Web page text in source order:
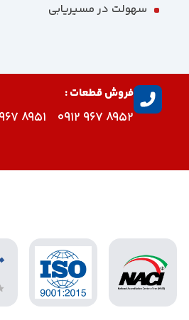
سهولت در مسیریابی
فروش قطعات :
8952 967 0912
8951 967 0912